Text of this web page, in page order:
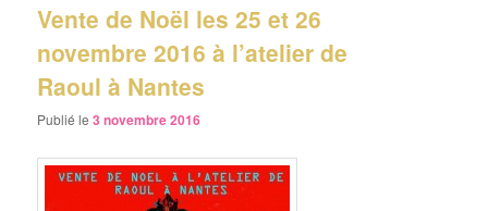
Vente de Noël les 25 et 26
novembre 2016 à l’atelier de
Raoul à Nantes
Publié le3 novembre 2016